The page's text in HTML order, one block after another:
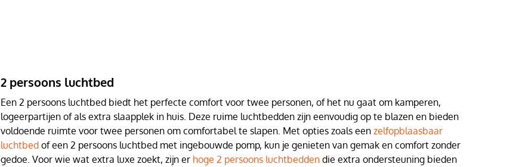
2 persoons luchtbed
Een 2 persoons luchtbed biedt het perfecte comfort voor twee personen, of het nu gaat om kamperen,
logeerpartijen of als extra slaapplek in huis. Deze ruime luchtbedden zijn eenvoudig op te blazen en bieden
voldoende ruimte voor twee personen om comfortabel te slapen. Met opties zoals een zelfopblaasbaar
luchtbedof een 2 persoons luchtbed met ingebouwde pomp, kun je genieten van gemak en comfort zonder
gedoe. Voor wie wat extra luxe zoekt, zijn er hoge 2 persoons luchtbeddendie extra ondersteuning bieden